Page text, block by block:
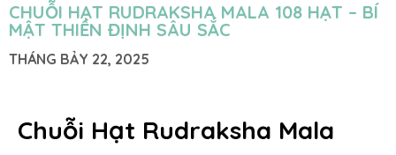
CHUỖI HẠT RUDRAKSHA MALA 108 HẠT – BÍ
MẬT THIỀN ĐỊNH SÂU SẮC
THÁNG BẢY 22, 2025
Chuỗi Hạt Rudraksha Mala